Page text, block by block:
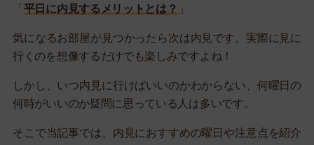
「 平日に内見するメリットとは？ 」
気になるお部屋が見つかったら次は内見です。実際に見に
行くのを想像するだけでも楽しみですよね！
しかし、いつ内見に行けばいいのかわからない、何曜日の
何時がいいのか疑問に思っている人は多いです。
そこで当記事では、内見におすすめの曜日や注意点を紹介